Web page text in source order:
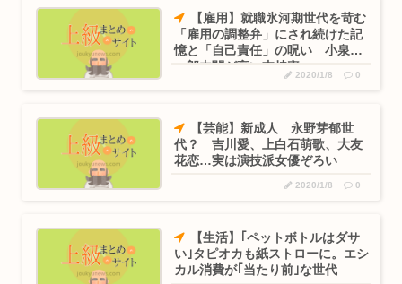
【雇用】就職氷河期世代を苛む
「雇用の調整弁」にされ続けた記
憶と「自己責任」の呪い 小泉純
一郎内閣が高い支持率
2020/1/8 0
【芸能】新成人 永野芽郁世
代？ 吉川愛、上白石萌歌、大友
花恋…実は演技派女優ぞろい
2020/1/8 0
【生活】｢ペットボトルはダサ
い｣タピオカも紙ストローに。エシ
カル消費が｢当たり前｣な世代